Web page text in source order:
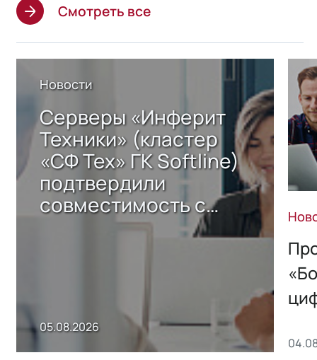
Смотреть все
Новости
Серверы «Инферит
Техники» (кластер
«СФ Тех» ГК Softline)
подтвердили
совместимость с
решением Sharx
05.08.2026